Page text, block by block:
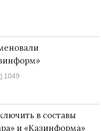
1049
в составы
и «Казинформа»